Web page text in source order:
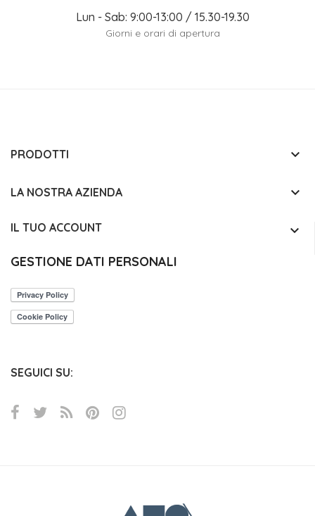
Lun - Sab: 9:00-13:00 / 15.30-19.30
Giorni e orari di apertura
PRODOTTI keyboard_arrow_down
LA NOSTRA AZIENDA keyboard_arrow_down
IL TUO ACCOUNT keyboard_arrow_down
GESTIONE DATI PERSONALI
SEGUICI SU: